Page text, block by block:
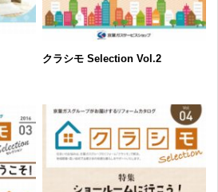
クラシモ Selection Vol.2